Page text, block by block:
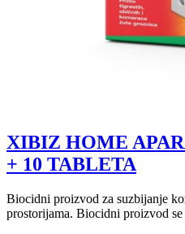
XIBIZ HOME
+ 10 TABLETA
Biocidni proizvod za suzbijanje
prostorijama. Biocidni proizvod